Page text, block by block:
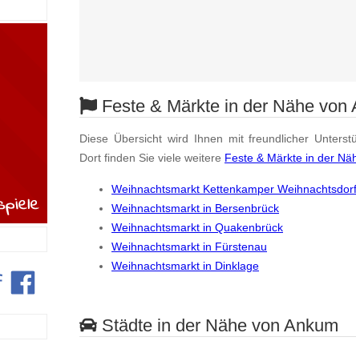
Feste & Märkte in der Nähe von
Diese Übersicht wird Ihnen mit freundlicher
Dort finden Sie viele weitere Feste & Märkte in der
Weihnachtsmarkt Kettenkamper Weihnachtsdorf
Weihnachtsmarkt in Bersenbrück
Weihnachtsmarkt in Quakenbrück
Weihnachtsmarkt in Fürstenau
Weihnachtsmarkt in Dinklage
Städte in der Nähe von Ankum